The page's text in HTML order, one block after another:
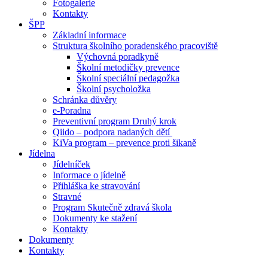
Fotogalerie
Kontakty
ŠPP
Základní informace
Struktura školního poradenského pracoviště
Výchovná poradkyně
Školní metodičky prevence
Školní speciální pedagožka
Školní psycholožka
Schránka důvěry
e-Poradna
Preventivní program Druhý krok
Qiido – podpora nadaných dětí
KiVa program – prevence proti šikaně
Jídelna
Jídelníček
Informace o jídelně
Přihláška ke stravování
Stravné
Program Skutečně zdravá škola
Dokumenty ke stažení
Kontakty
Dokumenty
Kontakty